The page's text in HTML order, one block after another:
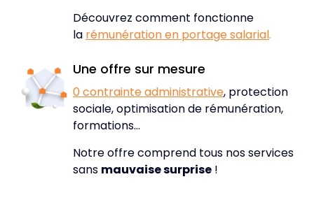
Découvrez comment fonctionne
la rémunération en portage salarial.
Une offre sur mesure
0 contrainte administrative, protection
sociale, optimisation de rémunération,
formations…
Notre offre comprend tous nos services
sans mauvaise surprise !